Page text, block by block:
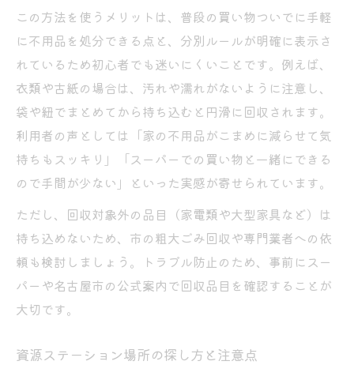
この方法を使うメリットは、普段の買い物ついでに手軽
に不用品を処分できる点と、分別ルールが明確に表示さ
れているため初心者でも迷いにくいことです。例えば、
衣類や古紙の場合は、汚れや濡れがないように注意し、
袋や紐でまとめてから持ち込むと円滑に回収されます。
利用者の声としては「家の不用品がこまめに減らせて気
持ちもスッキリ」「スーパーでの買い物と一緒にできる
ので手間が少ない」といった実感が寄せられています。
ただし、回収対象外の品目（家電類や大型家具など）は
持ち込めないため、市の粗大ごみ回収や専門業者への依
頼も検討しましょう。トラブル防止のため、事前にスー
パーや名古屋市の公式案内で回収品目を確認することが
大切です。
資源ステーション場所の探し方と注意点